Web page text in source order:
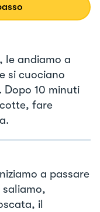
le andiamo a
si cuociano
Dopo 10 minuti
fare
a passare
il